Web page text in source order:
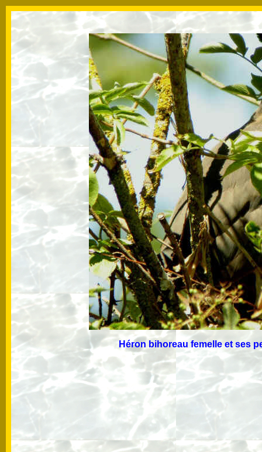
Héron bihoreau femelle et ses